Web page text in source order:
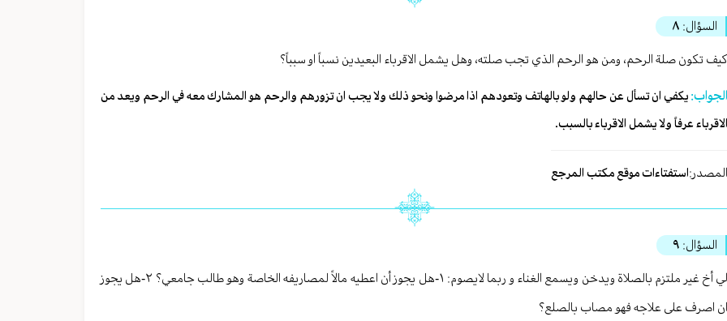
السؤال: ٨
كيف تكون صلة الرحم، ومن هو الرحم الذي تجب صلته، وهل يشمل الاقرباء البعيدين نسباً او سبباً؟
الجواب: يكفي ان تسأل عن حالهم ولو بالهاتف وتعودهم اذا مرضوا ونحو ذلك ولا يجب ان تزورهم والرحم هو المشارك معه في الرحم ويعد من
الاقرباء عرفاً ولا يشمل الاقرباء بالسبب.
المصدر:استفتاءات موقع مكتب المرجع
السؤال: ٩
لي أخ غير ملتزم بالصلاة ويدخن ويسمع الغناء و ربما لايصوم: ١-هل يجوز أن اعطيه مالاً لمصاريفه الخاصة وهو طالب جامعي؟ ٢-هل يجوز
ان اصرف على علاجه فهو مصاب بالصلع؟